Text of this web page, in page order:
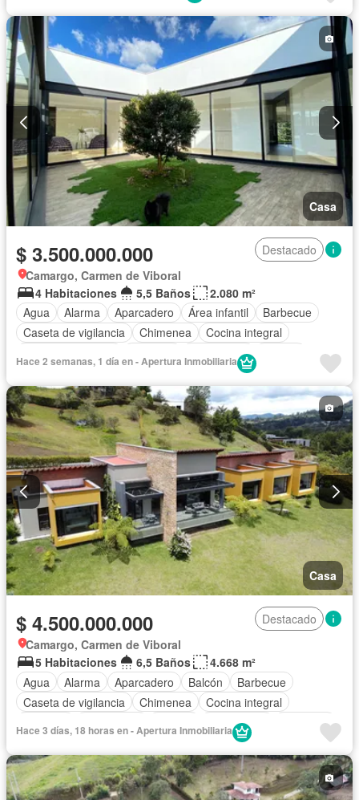
Casa
$ 3.500.000.000
Destacado
Camargo, Carmen de Viboral
4 Habitaciones
5,5 Baños
2.080 m²
Agua
Alarma Aparcadero Área infantil
Barbecue
Caseta de vigilancia
Chimenea
Cocina integral
Electricidad
Jardín Patio
Seguridad privada
Tanque de agua
Vista panorámica
Wifi
Hace 2 semanas, 1 día en - Apertura Inmobiliaria
Casa
$ 4.500.000.000
Destacado
Camargo, Carmen de Viboral
5 Habitaciones
6,5 Baños
4.668 m²
Agua
Alarma Aparcadero Balcón
Barbecue
Caseta de vigilancia
Chimenea
Cocina integral
Gas natural
Gimnasio
Estudio
Vigilante
Seguridad privada
Tanque de agua
Terraza
Vista panorámica
Wifi
Hace 3 días, 18 horas en - Apertura Inmobiliaria